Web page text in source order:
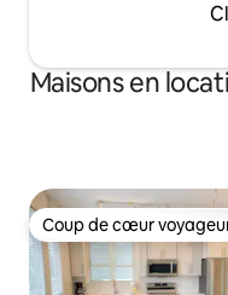
Maisons en
Coup de cœur
Coup de cœur